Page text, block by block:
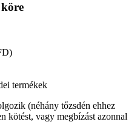
termékek
(néhány tőzsdén ehhez
kötést, vagy megbízást azonnal